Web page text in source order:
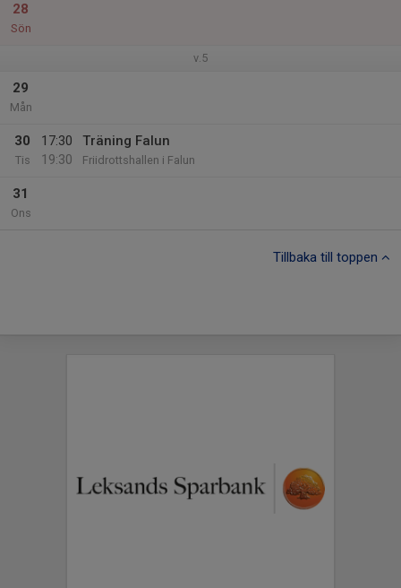
28
Sön
v.5
29
Mån
30
Tis
17:30
19:30
Träning Falun
Friidrottshallen i Falun
31
Ons
Tillbaka till toppen